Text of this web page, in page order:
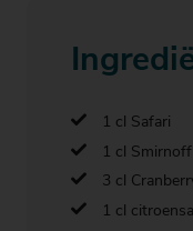
1 cl Safari
1 cl
3 cl
1 cl